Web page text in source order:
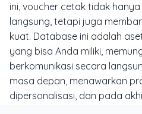
ini, voucher cetak tidak
langsung, tetapi juga
kuat. Database ini adalah
yang bisa Anda miliki,
berkomunikasi secara
masa depan, menawarkan
dipersonalisasi, dan pada